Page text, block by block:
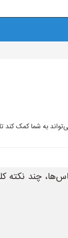
به شما کمک کند
چند نکته